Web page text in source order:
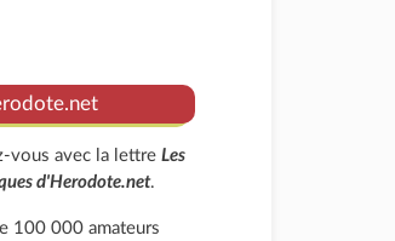
vous avec la lettreLes
d'Herodote.net.
100 000 amateurs